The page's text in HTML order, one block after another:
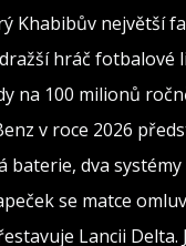
Khabibův největší
hráč
na 100 milionů
v roce 2026
baterie, dva
se matce
Lancii